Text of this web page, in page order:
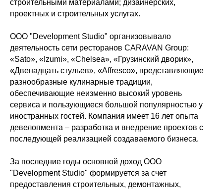
строительными материалами; дизайнерских,
проектных и строительных услугах.
ООО "Development Studio" организовывало
деятельность сети ресторанов CARAVAN Group:
«Sato», «Izumi», «Chelsea», «Грузинский дворик»,
«Двенадцать стульев», «Affresco», представляющие
разнообразные кулинарные традиции,
обеспечивающие неизменно высокий уровень
сервиса и пользующиеся большой популярностью у
иностранных гостей. Компания имеет 16 лет опыта
девелопмента – разработка и внедрение проектов с
последующей реализацией создаваемого бизнеса.
За последние годы основной доход ООО
"Development Studio" формируется за счет
предоставления строительных, демонтажных,